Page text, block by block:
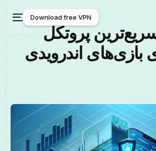
Download free VPN
Download free VPN
پروتکل